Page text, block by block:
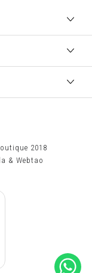
2018
& Webtao